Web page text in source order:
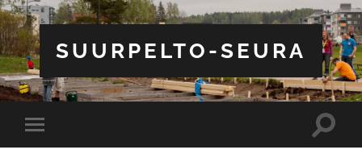
SUURPELTO-SEURA
Toggle
mobile
Toggle